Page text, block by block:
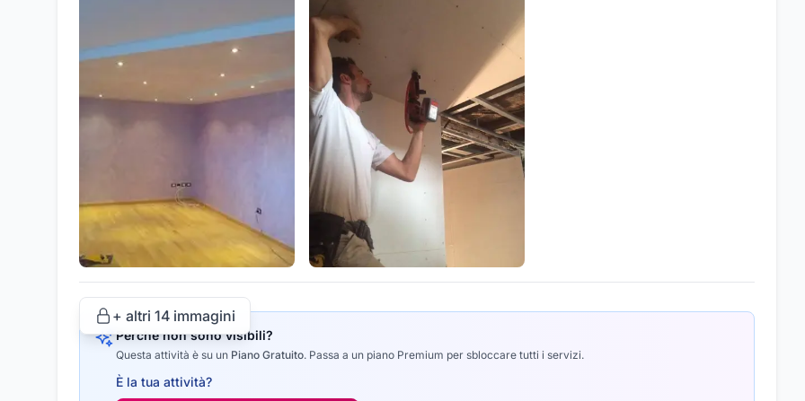
+ altri 14 immagini
Perché non sono visibili?
Questa attività è su un Piano Gratuito. Passa a un piano Premium per sbloccare tutti i servizi.
È la tua attività?